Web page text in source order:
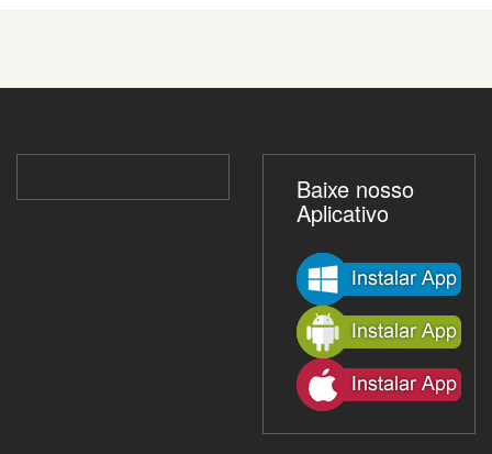
Baixe nosso
Aplicativo